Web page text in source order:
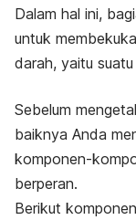
Dalam hal ini,
untuk
darah, yaitu
Sebelum
baiknya Anda
komponen-
berperan.
Berikut